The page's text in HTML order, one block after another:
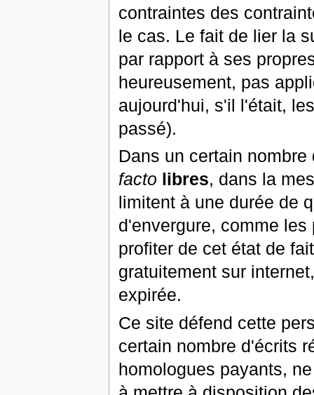
contraintes des
le cas. Le fait de lier la
par rapport à ses
heureusement, pas
aujourd'hui, s'il l'était,
passé).
Dans un certain
facto libres, dans la
limitent à une durée de
d'envergure, comme
profiter de cet état de
gratuitement sur
expirée.
Ce site défend cette
certain nombre d'écrits
homologues payants,